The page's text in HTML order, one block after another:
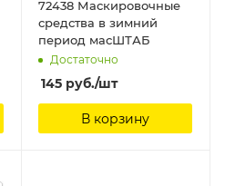
72438 Маскировочные
средства в зимний
период масШТАБ
Достаточно
145руб./шт
В корзину